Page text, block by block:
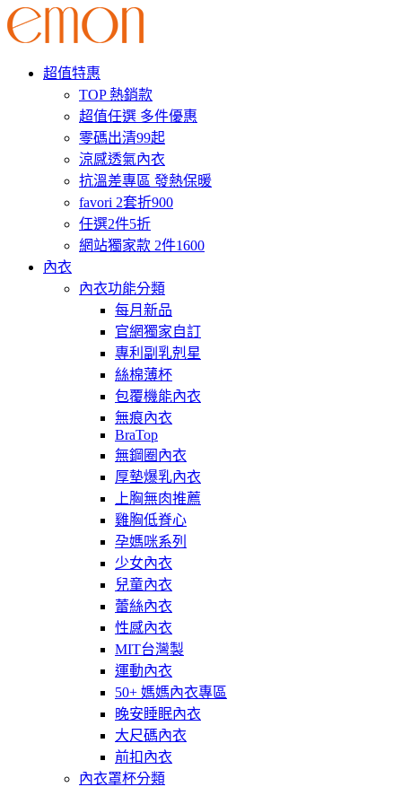
超值特惠
TOP 熱銷款
超值任選 多件優惠
零碼出清99起
涼感透氣內衣
抗溫差專區 發熱保暖
favori 2套折900
任選2件5折
網站獨家款 2件1600
內衣
內衣功能分類
每月新品
官網獨家自訂
專利副乳剋星
絲棉薄杯
包覆機能內衣
無痕內衣
BraTop
無鋼圈內衣
厚墊爆乳內衣
上胸無肉推薦
雞胸低脊心
孕媽咪系列
少女內衣
兒童內衣
蕾絲內衣
性感內衣
MIT台灣製
運動內衣
50+ 媽媽內衣專區
晚安睡眠內衣
大尺碼內衣
前扣內衣
內衣罩杯分類